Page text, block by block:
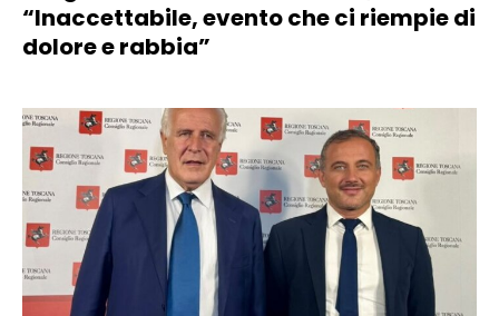
“Inaccettabile, evento che ci riempie di
dolore e rabbia”